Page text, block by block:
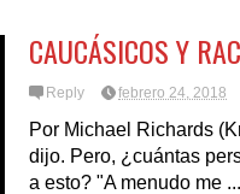
CAUCÁSICOS Y
Reply febrero 24, 2018
Por Michael Richards
dijo. Pero, ¿cuántas
a esto? "A menudo me ...